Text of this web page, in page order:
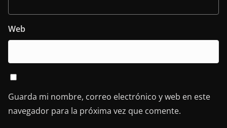
Web
Guarda mi nombre, correo electrónico y web en este
navegador para la próxima vez que comente.